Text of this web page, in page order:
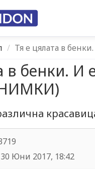
Тя е цялата в
в бенки. И
30 Юни 2017, 18:42